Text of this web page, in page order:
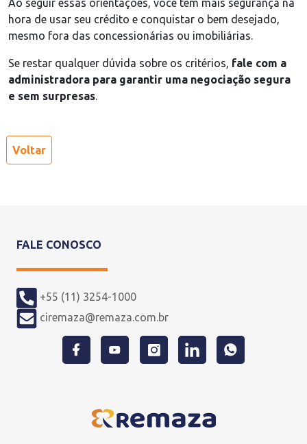
Ao seguir essas orientações, você tem mais segurança na
hora de usar seu crédito e conquistar o bem desejado,
mesmo fora das concessionárias ou imobiliárias.
Se restar qualquer dúvida sobre os critérios, fale com a
administradora para garantir uma negociação segura
e sem surpresas.
Voltar
FALE CONOSCO
+55 (11) 3254-1000
ciremaza@remaza.com.br